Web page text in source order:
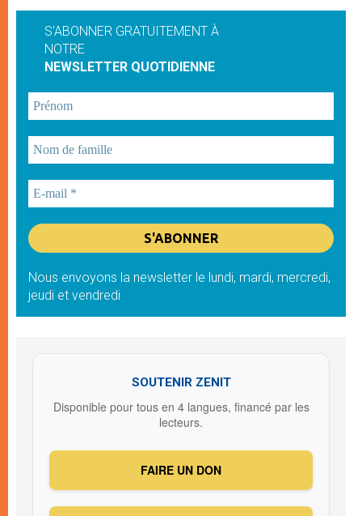
S'ABONNER GRATUITEMENT À
NOTRE
NEWSLETTER QUOTIDIENNE
Nous envoyons la newsletter le lundi, mardi, mercredi,
jeudi et vendredi
SOUTENIR ZENIT
Disponible pour tous en 4 langues, financé par les
lecteurs.
FAIRE UN DON